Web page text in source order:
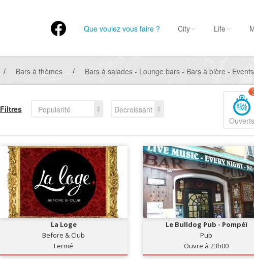
Que voulez vous faire ? City Life
/ Bars à thèmes / Bars à salades - Lounge bars - Bars à bière -
Filtres Popularité
Decroissant
Ouverts
La Loge
Before & Club
Fermé
Le Bulldog Pub - Pompéï
Pub
Ouvre à 23h00